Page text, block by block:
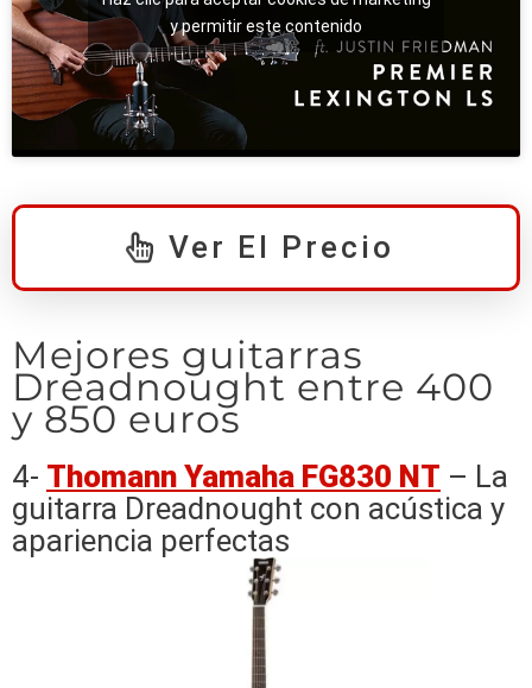
y permitir este contenido
Ver El Precio
Mejores guitarras
Dreadnought entre 400
y 850 euros
4- Thomann Yamaha FG830 NT – La
guitarra Dreadnought con acústica y
apariencia perfectas